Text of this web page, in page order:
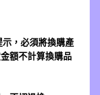
，必須將換購產
額不計算換購品